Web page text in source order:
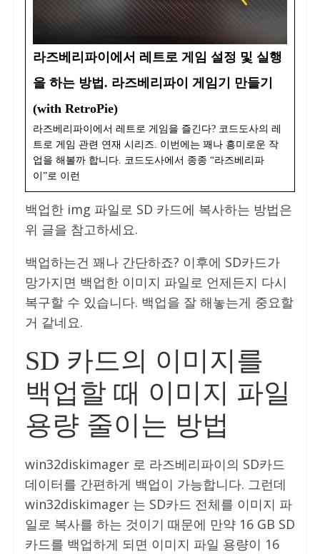
라즈베리파이에서 레트로 게임 설정 및 실행
을 하는 방법. 라즈베리파이 게임기 만들기
(with RetroPie)
라즈베리파이에서 레트로 게임을 즐긴다? 코드도사의 레
트로 게임 관련 연재 시리즈. 이번에는 꽤나 흥미로운 작
업을 해볼까 합니다. 코드도사에서 종종 “라즈베리파
이”로 이런
백업한 img 파일로 SD 카드에 복사하는 방법은
위 글을 참고하세요.
백업하는건 꽤나 간단하죠? 이후에 SD카드가
망가지면 백업한 이미지 파일로 언제든지 다시
복구할 수 있습니다. 백업을 잘 해놓는게 중요할
거 같네요.
SD 카드의 이미지를
백업할 때 이미지 파일
용량 줄이는 방법
win32diskimager 로 라즈베리파이의 SD카드
데이터를 간편하게 백업이 가능합니다. 그런데
win32diskimager 는 SD카드 전체를 이미지 파
일로 복사를 하는 것이기 때문에 만약 16 GB SD
카드를 백업하게 되면 이미지 파일 용량이 16